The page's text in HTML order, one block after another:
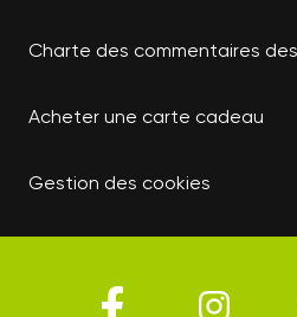
Charte des commentaires
Acheter une carte cadeau
Gestion des cookies